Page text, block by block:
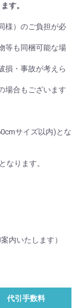
す。
様）のご負担が必
等も同梱可能な場
損・事故が考えら
場合もございます
サイズ以内)とな
なります。
内いたします）
代引手数料